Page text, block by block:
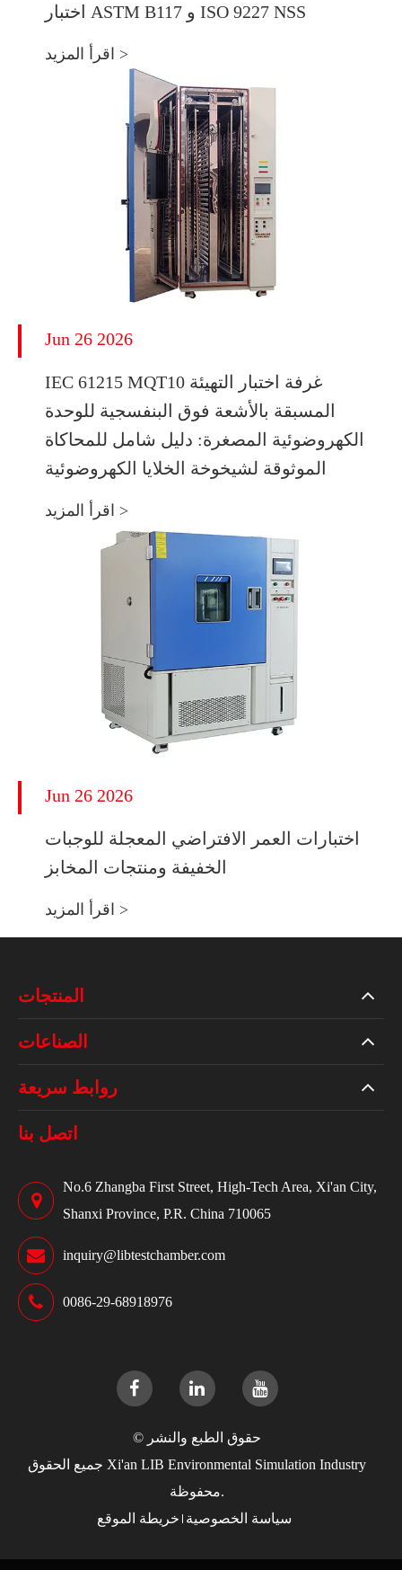
اختبار ASTM B117 و ISO 9227 NSS
اقرأ المزيد >
Jun 26 2026
IEC 61215 MQT10 غرفة اختبار التهيئة
المسبقة بالأشعة فوق البنفسجية للوحدة
الكهروضوئية المصغرة: دليل شامل للمحاكاة
الموثوقة لشيخوخة الخلايا الكهروضوئية
اقرأ المزيد >
Jun 26 2026
اختبارات العمر الافتراضي المعجلة للوجبات
الخفيفة ومنتجات المخابز
اقرأ المزيد >
المنتجات
الصناعات
روابط سريعة
اتصل بنا
No.6 Zhangba First Street, High-Tech Area, Xi'an City,
Shanxi Province, P.R. China 710065
inquiry@libtestchamber.com
0086-29-68918976
حقوق الطبع والنشر ©
Xi'an LIB Environmental Simulation Industry جميع الحقوق
محفوظة.
خريطة الموقع سياسة الخصوصية